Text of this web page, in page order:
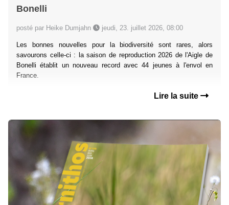
Bonelli
posté par Heike Dumjahn jeudi, 23. juillet 2026, 08:00
Les bonnes nouvelles pour la biodiversité sont rares, alors
savourons celle-ci : la saison de reproduction 2026 de l'Aigle de
Bonelli établit un nouveau record avec 44 jeunes à l'envol en
France.
Lire la suite